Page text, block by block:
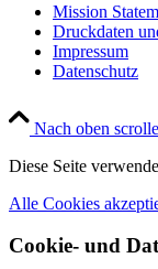
Mission
Druckdaten
Impressum
Datenschutz
Nach oben
Diese Seite
Alle Cookies
Cookie- und